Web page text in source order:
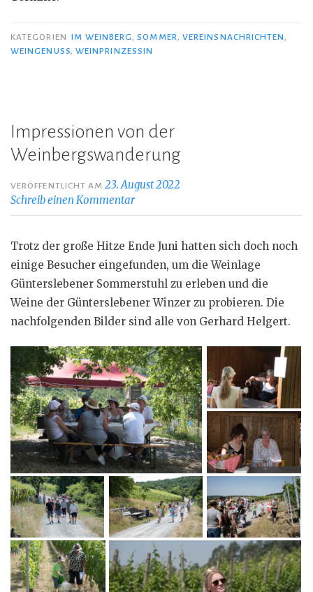
KATEGORIEN IM WEINBERG,SOMMER, VEREINSNACHRICHTEN,
WEINGENUSS, WEINPRINZESSIN
Impressionen von der
Weinbergswanderung
VERÖFFENTLICHT AM23. August 2022
Schreib einen Kommentar
Trotz der große Hitze Ende Juni hatten sich doch noch
einige Besucher eingefunden, um die Weinlage
Günterslebener Sommerstuhl zu erleben und die
Weine der Günterslebener Winzer zu probieren. Die
nachfolgenden Bilder sind alle von Gerhard Helgert.